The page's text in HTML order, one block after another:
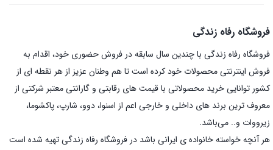
فروشگاه رفاه زندگی
فروشگاه رفاه زندگی با چندین سال سابقه در فروش حضوری خود، اقدام به
فروش اینترنتی محصولات خود کرده است تا هم وطنان عزیز از هر نقطه ای از
کشور توانایی خرید محصولاتی با قیمت های رقابتی و گارانتی معتبر شرکتی از
معروف ترین برند های داخلی و خارجی اعم از اسنوا، دوو، شارپ، پاکشوما،
زیرووات و.. می‌باشد.
هر آنچه خواسته خانواده ی ایرانی باشد در فروشگاه رفاه زندگی تهیه شده است